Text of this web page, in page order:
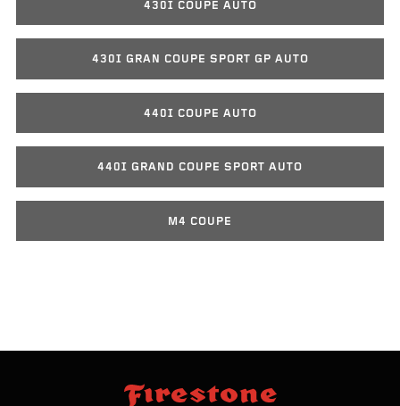
430I COUPE AUTO
430I GRAN COUPE SPORT GP AUTO
440I COUPE AUTO
440I GRAND COUPE SPORT AUTO
M4 COUPE